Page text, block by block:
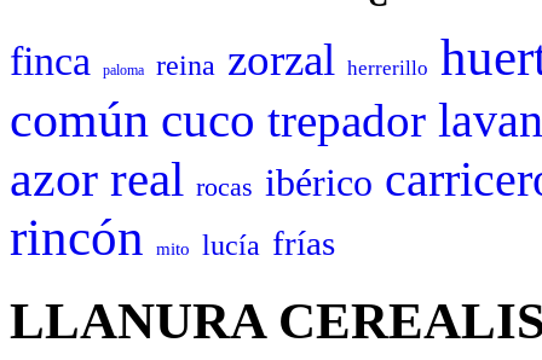
finca paloma reina zorzal herrerillo
común cuco trepador
azor real rocas ibérico
rincón mito lucía frías
LLANURA